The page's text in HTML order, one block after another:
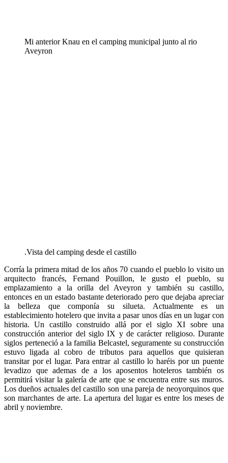
Mi anterior Knau en el camping municipal junto al rio
Aveyron
.Vista del camping desde el castillo
Corría la primera mitad de los años 70 cuando el pueblo lo visito un
arquitecto francés, Fernand Pouillon, le gusto el pueblo, su
emplazamiento a la orilla del Aveyron y también su castillo,
entonces en un estado bastante deteriorado pero que dejaba apreciar
la belleza que componía su silueta. Actualmente es un
establecimiento hotelero que invita a pasar unos días en un lugar con
historia. Un castillo construido allá por el siglo XI sobre una
construcción anterior del siglo IX y de carácter religioso. Durante
siglos perteneció a la familia Belcastel, seguramente su construcción
estuvo ligada al cobro de tributos para aquellos que quisieran
transitar por el lugar. Para entrar al castillo lo haréis por un puente
levadizo que ademas de a los aposentos hoteleros también os
permitirá visitar la galería de arte que se encuentra entre sus muros.
Los dueños actuales del castillo son una pareja de neoyorquinos que
son marchantes de arte. La apertura del lugar es entre los meses de
abril y noviembre.